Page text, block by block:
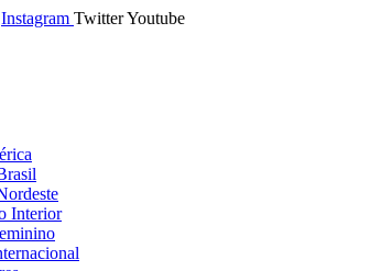
Instagram TwitterYoutube
Interior